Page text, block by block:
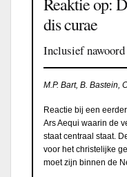
dis curae
Inclusief nawoord
M.P. Bart, B. Bastein,
Reactie bij een
Ars Aequi waarin de
staat centraal staat.
voor het christelijke
moet zijn binnen de